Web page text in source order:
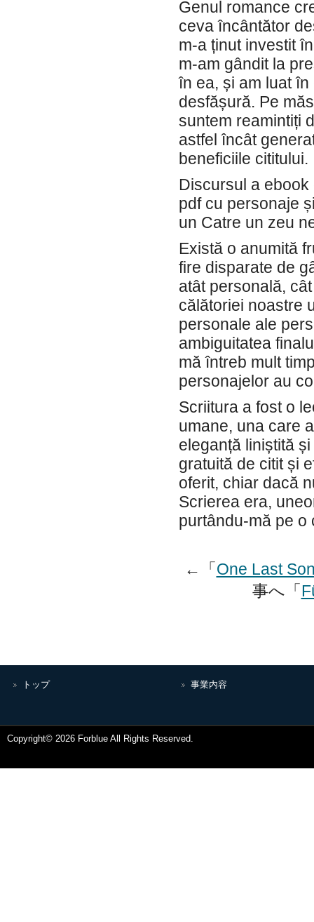
Genul romance
ceva încântător
m-a ținut investit
m-am gândit la
în ea, și am luat
desfășură. Pe
suntem reamintiți
astfel încât
beneficiile cititului.
Discursul a
pdf cu personaje
un Catre un zeu
Există o anumită
fire disparate de
atât personală,
călătoriei noastre
personale ale
ambiguitatea
mă întreb mult
personajelor au
Scriitura a fost o
umane, una care
eleganță liniștită
gratuită de citit și
oferit, chiar dacă
Scrierea era,
purtându-mă pe o
←「One Last
事へ「
トップ 事業内容
Copyright© 2026 Forblue All Rights Reserved.